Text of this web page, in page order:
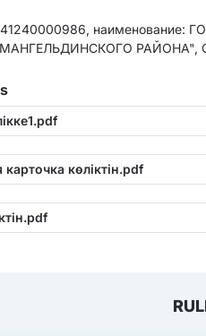
РАЙОНА",
көліктін.pdf